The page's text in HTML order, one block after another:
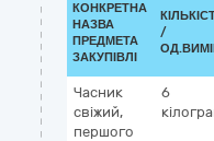
КОНКРЕТНА
НАЗВА
ПРЕДМЕТА
ЗАКУПІВЛІ
/
Часник
свіжий,
першого
6